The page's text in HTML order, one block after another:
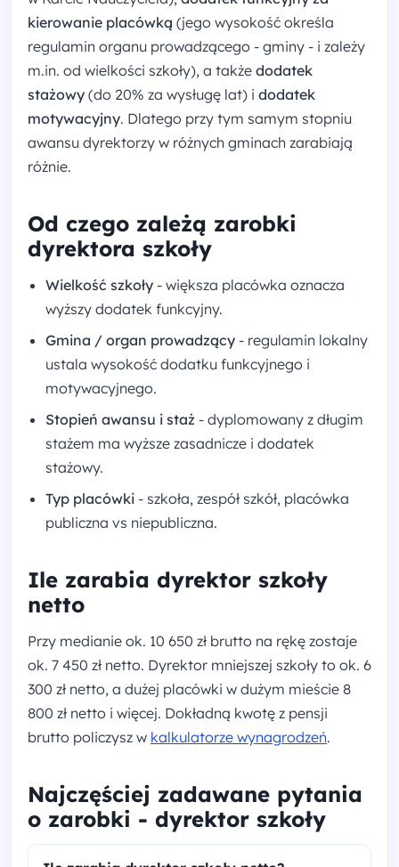
kierowanie placówką (jego wysokość określa
regulamin organu prowadzącego - gminy - i zależy
m.in. od wielkości szkoły), a także dodatek
stażowy (do 20% za wysługę lat) i dodatek
motywacyjny. Dlatego przy tym samym stopniu
awansu dyrektorzy w różnych gminach zarabiają
różnie.
Od czego zależą zarobki
dyrektora szkoły
Wielkość szkoły - większa placówka oznacza
wyższy dodatek funkcyjny.
Gmina / organ prowadzący - regulamin lokalny
ustala wysokość dodatku funkcyjnego i
motywacyjnego.
Stopień awansu i staż - dyplomowany z długim
stażem ma wyższe zasadnicze i dodatek
stażowy.
Typ placówki - szkoła, zespół szkół, placówka
publiczna vs niepubliczna.
Ile zarabia dyrektor szkoły
netto
Przy medianie ok. 10 650 zł brutto na rękę zostaje
ok. 7 450 zł netto. Dyrektor mniejszej szkoły to ok. 6
300 zł netto, a dużej placówki w dużym mieście 8
800 zł netto i więcej. Dokładną kwotę z pensji
brutto policzysz w kalkulatorze wynagrodzeń.
Najczęściej zadawane pytania
o zarobki - dyrektor szkoły